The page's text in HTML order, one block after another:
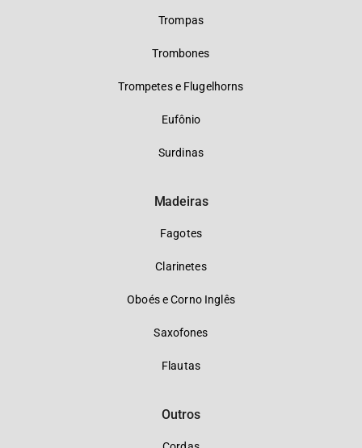
Trompas
Trombones
Trompetes e Flugelhorns
Eufônio
Surdinas
Madeiras
Fagotes
Clarinetes
Oboés e Corno Inglês
Saxofones
Flautas
Outros